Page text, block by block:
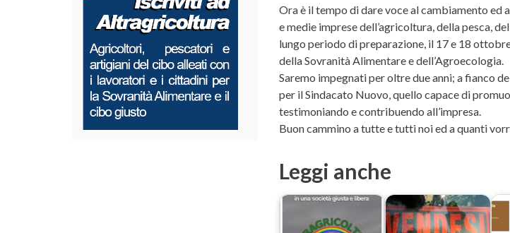
Ora è il tempo di dare voce al cambiamento
e medie imprese dell’agricoltura, della pesca,
lungo periodo di preparazione, il 17 e 18
della Sovranità Alimentare e dell’Agroecologia.
Saremo impegnati per oltre due anni; a fianco
per il Sindacato Nuovo, quello capace di
testimoniando e contribuendo all’impresa.
Buon cammino a tutte e tutti noi ed a quanti
Leggi anche